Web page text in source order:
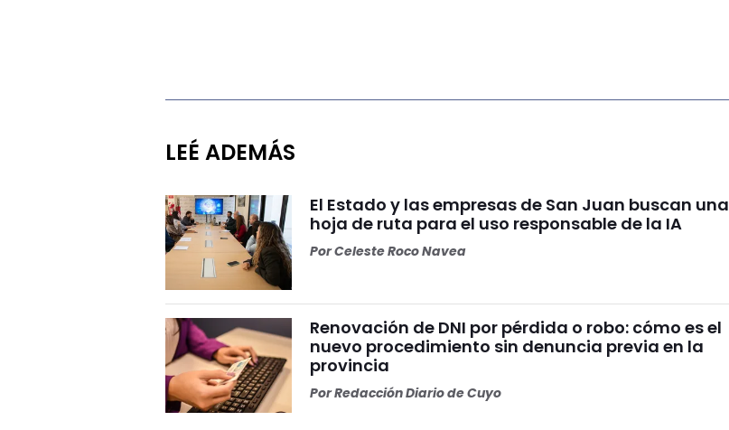
LEÉ ADEMÁS
El Estado y las empresas de San Juan buscan una
hoja de ruta para el uso responsable de la IA
PorCeleste Roco Navea
Renovación de DNI por pérdida o robo: cómo es el
nuevo procedimiento sin denuncia previa en la
provincia
PorRedacción Diario de Cuyo